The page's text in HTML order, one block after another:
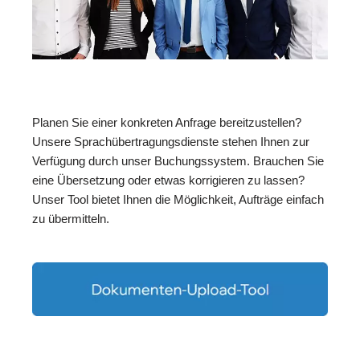
Planen Sie einer konkreten Anfrage bereitzustellen?
Unsere Sprachübertragungsdienste stehen Ihnen zur
Verfügung durch unser Buchungssystem. Brauchen Sie
eine Übersetzung oder etwas korrigieren zu lassen?
Unser Tool bietet Ihnen die Möglichkeit, Aufträge einfach
zu übermitteln.